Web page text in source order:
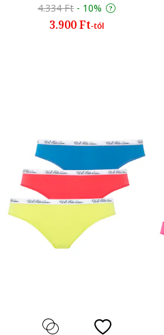
4.334 Ft - 10%
3.900 Ft-tól